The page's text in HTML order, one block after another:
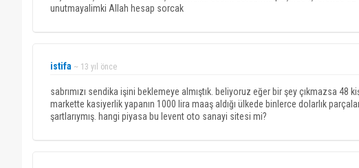
unutmayalimki Allah hesap sorcak
istifa ~ 13 yıl önce
sabrımızı sendika işini beklemeye almıştık. beliyoruz eğer bir şey çıkmazsa
markette kasiyerlik yapanın 1000 lira maaş aldığı ülkede binlerce dolarlık
şartlarıymış. hangi piyasa bu levent oto sanayi sitesi mi?